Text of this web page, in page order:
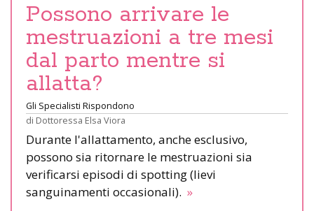
Possono arrivare le
mestruazioni a tre mesi
dal parto mentre si
allatta?
Gli Specialisti Rispondono
di Dottoressa Elsa Viora
Durante l'allattamento, anche esclusivo,
possono sia ritornare le mestruazioni sia
verificarsi episodi di spotting (lievi
sanguinamenti occasionali). »